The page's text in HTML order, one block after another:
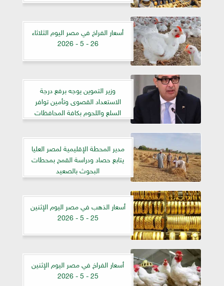
أسعار الفراخ في مصر اليوم الثلاثاء
26 - 5 - 2026
وزير التموين يوجه برفع درجة
الاستعداد القصوى وتأمين توافر
السلع واللحوم بكافة المحافظات
مدير المحطة الإقليمية لمصر العليا
يتابع حصاد ودراسة القمح بمحطات
البحوث بالصعيد
أسعار الذهب في مصر اليوم الإثنين
25 - 5 - 2026
أسعار الفراخ في مصر اليوم الإثنين
25 - 5 - 2026